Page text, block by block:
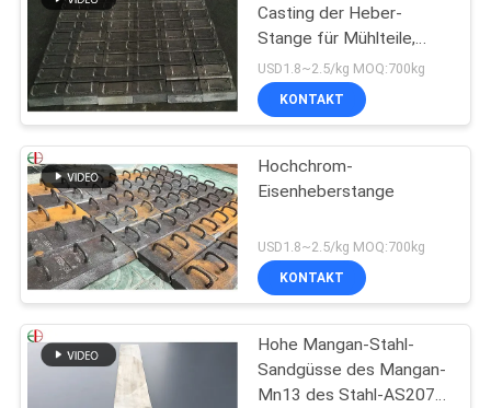
Casting der Heber-
Stange für Mühlteile,
haltbares EB2009
USD1.8~2.5/kg MOQ:700kg
KONTAKT
Hochchrom-
Eisenheberstange
USD1.8~2.5/kg MOQ:700kg
KONTAKT
Hohe Mangan-Stahl-
Sandgüsse des Mangan-
Mn13 des Stahl-AS2074